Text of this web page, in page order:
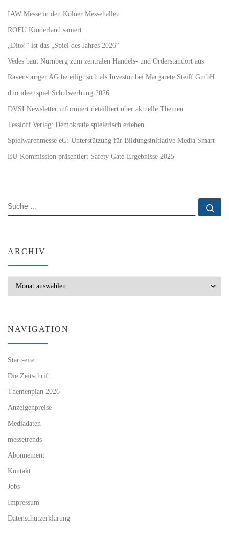
IAW Messe in den Kölner Messehallen
ROFU Kinderland saniert
„Dito!“ ist das „Spiel des Jahres 2026“
Vedes baut Nürnberg zum zentralen Handels- und Orderstandort aus
Ravensburger AG beteiligt sich als Investor bei Margarete Steiff GmbH
duo idee+spiel Schulwerbung 2026
DVSI Newsletter informiert detailliert über aktuelle Themen
Tessloff Verlag: Demokratie spielerisch erleben
Spielwarenmesse eG: Unterstützung für Bildungsinitiative Media Smart
EU-Kommission präsentiert Safety Gate-Ergebnisse 2025
SUCHE
ARCHIV
NAVIGATION
Startseite
Die Zeitschrift
Themenplan 2026
Anzeigenpreise
Mediadaten
messetrends
Abonnement
Kontakt
Jobs
Impressum
Datenschutzerklärung